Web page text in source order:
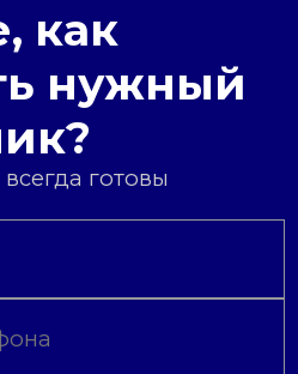
как
нужный
готовы